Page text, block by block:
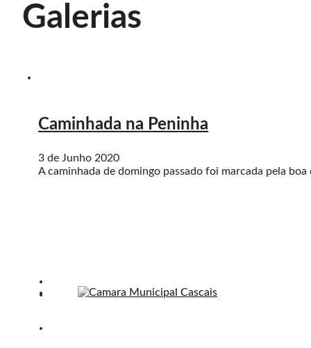
Galerias
Caminhada na Peninha
3 de Junho 2020
A caminhada de domingo passado foi marcada pela